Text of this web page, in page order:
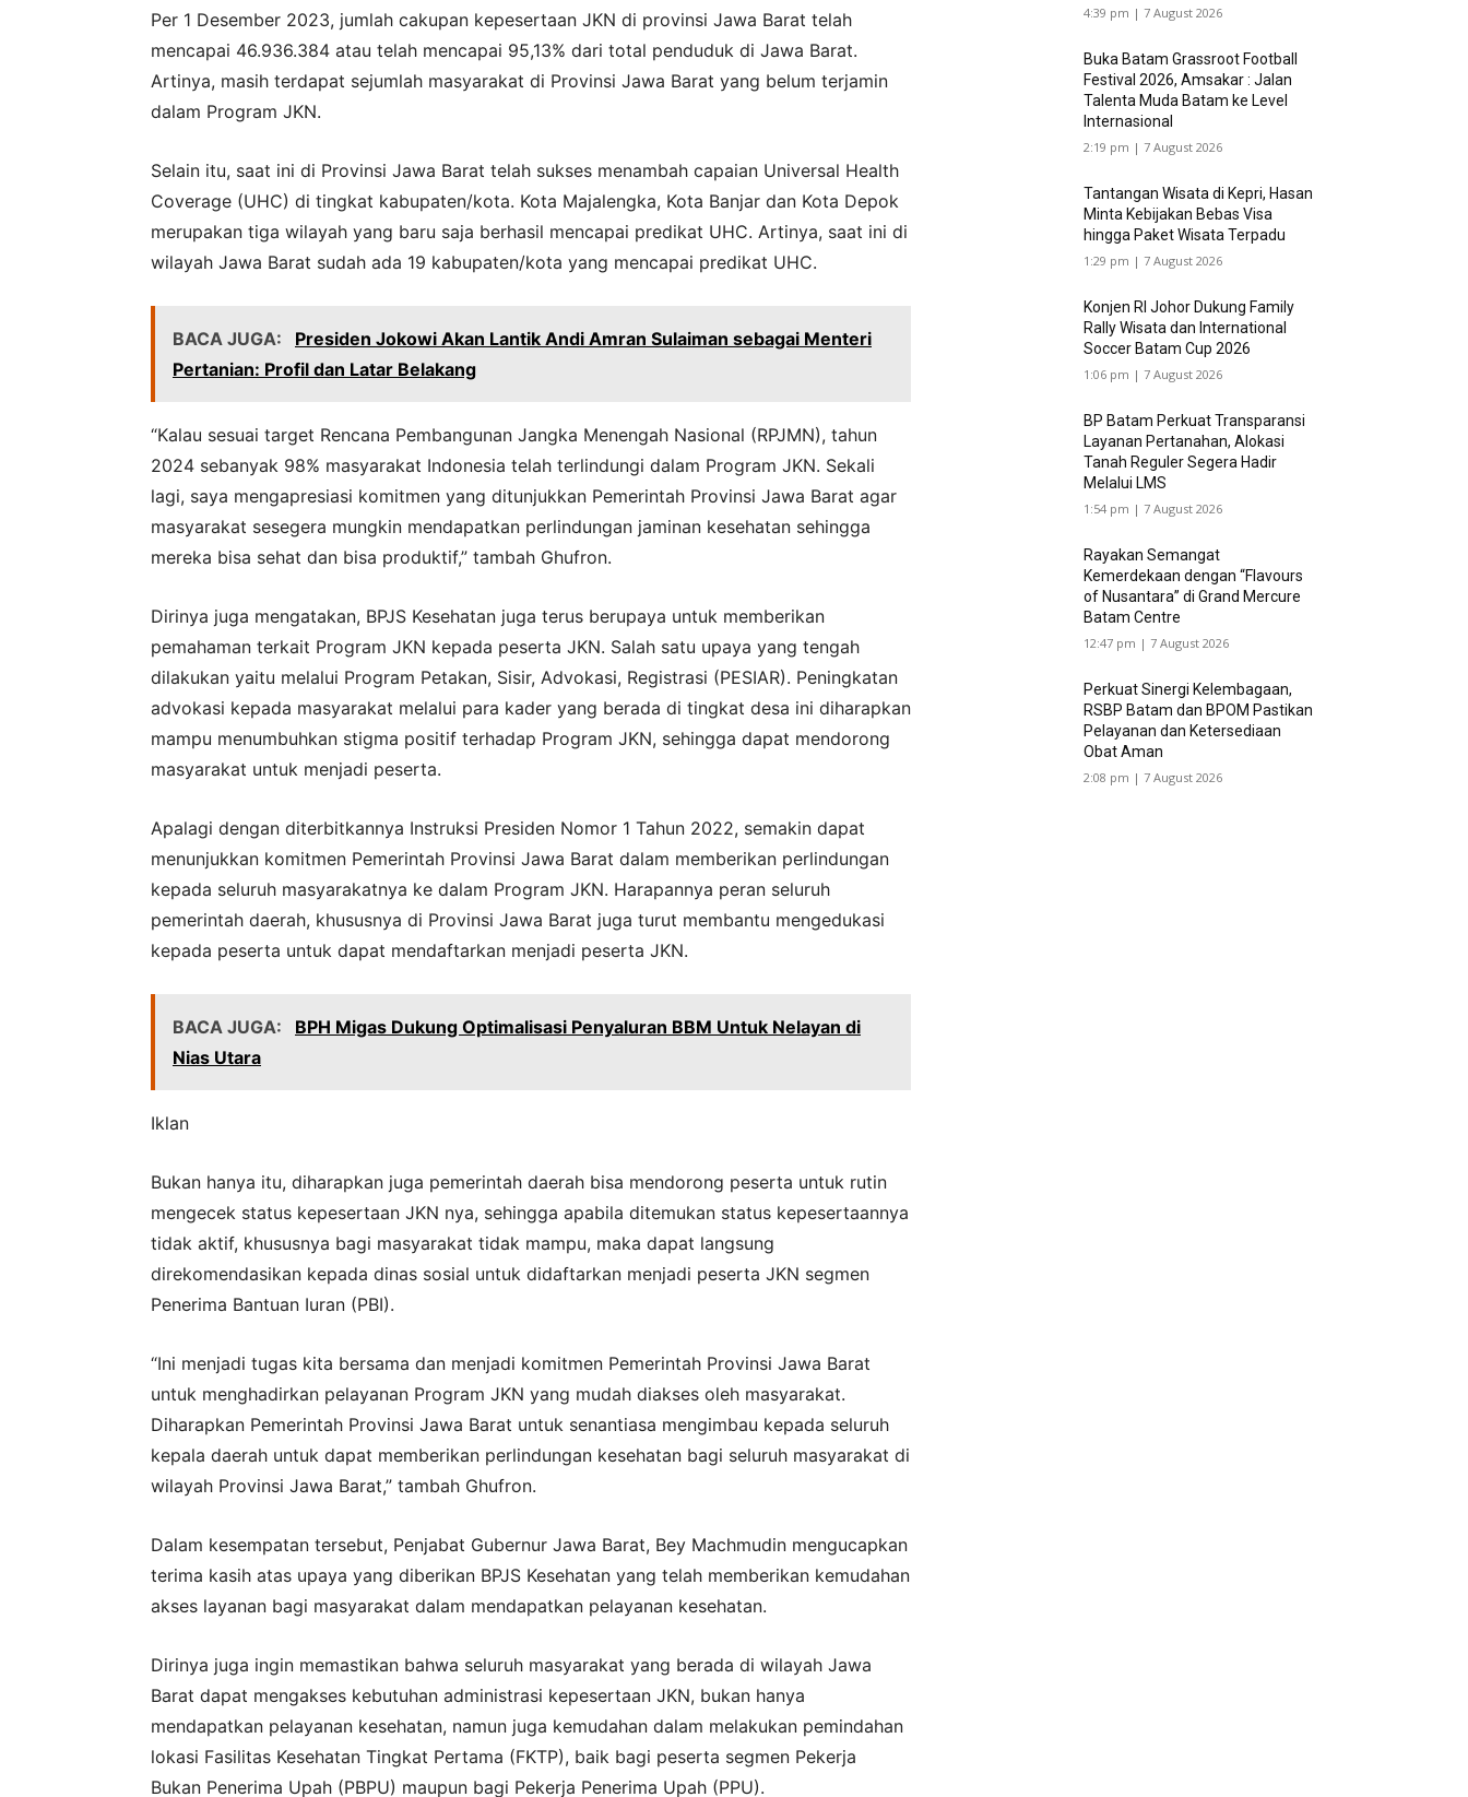
Per 1 Desember 2023, jumlah cakupan kepesertaan JKN di provinsi Jawa Barat telah
mencapai 46.936.384 atau telah mencapai 95,13% dari total penduduk di Jawa Barat.
Artinya, masih terdapat sejumlah masyarakat di Provinsi Jawa Barat yang belum terjamin
dalam Program JKN.
Selain itu, saat ini di Provinsi Jawa Barat telah sukses menambah capaian Universal Health
Coverage (UHC) di tingkat kabupaten/kota. Kota Majalengka, Kota Banjar dan Kota Depok
merupakan tiga wilayah yang baru saja berhasil mencapai predikat UHC. Artinya, saat ini di
wilayah Jawa Barat sudah ada 19 kabupaten/kota yang mencapai predikat UHC.
BACA JUGA:
Presiden Jokowi Akan Lantik Andi Amran Sulaiman sebagai Menteri
Pertanian: Profil dan Latar Belakang
“Kalau sesuai target Rencana Pembangunan Jangka Menengah Nasional (RPJMN), tahun
2024 sebanyak 98% masyarakat Indonesia telah terlindungi dalam Program JKN. Sekali
lagi, saya mengapresiasi komitmen yang ditunjukkan Pemerintah Provinsi Jawa Barat agar
masyarakat sesegera mungkin mendapatkan perlindungan jaminan kesehatan sehingga
mereka bisa sehat dan bisa produktif,” tambah Ghufron.
Dirinya juga mengatakan, BPJS Kesehatan juga terus berupaya untuk memberikan
pemahaman terkait Program JKN kepada peserta JKN. Salah satu upaya yang tengah
dilakukan yaitu melalui Program Petakan, Sisir, Advokasi, Registrasi (PESIAR). Peningkatan
advokasi kepada masyarakat melalui para kader yang berada di tingkat desa ini diharapkan
mampu menumbuhkan stigma positif terhadap Program JKN, sehingga dapat mendorong
masyarakat untuk menjadi peserta.
Apalagi dengan diterbitkannya Instruksi Presiden Nomor 1 Tahun 2022, semakin dapat
menunjukkan komitmen Pemerintah Provinsi Jawa Barat dalam memberikan perlindungan
kepada seluruh masyarakatnya ke dalam Program JKN. Harapannya peran seluruh
pemerintah daerah, khususnya di Provinsi Jawa Barat juga turut membantu mengedukasi
kepada peserta untuk dapat mendaftarkan menjadi peserta JKN.
BACA JUGA:
BPH Migas Dukung Optimalisasi Penyaluran BBM Untuk Nelayan di
Nias Utara
Iklan
Bukan hanya itu, diharapkan juga pemerintah daerah bisa mendorong peserta untuk rutin
mengecek status kepesertaan JKN nya, sehingga apabila ditemukan status kepesertaannya
tidak aktif, khususnya bagi masyarakat tidak mampu, maka dapat langsung
direkomendasikan kepada dinas sosial untuk didaftarkan menjadi peserta JKN segmen
Penerima Bantuan Iuran (PBI).
“Ini menjadi tugas kita bersama dan menjadi komitmen Pemerintah Provinsi Jawa Barat
untuk menghadirkan pelayanan Program JKN yang mudah diakses oleh masyarakat.
Diharapkan Pemerintah Provinsi Jawa Barat untuk senantiasa mengimbau kepada seluruh
kepala daerah untuk dapat memberikan perlindungan kesehatan bagi seluruh masyarakat di
wilayah Provinsi Jawa Barat,” tambah Ghufron.
Dalam kesempatan tersebut, Penjabat Gubernur Jawa Barat, Bey Machmudin mengucapkan
terima kasih atas upaya yang diberikan BPJS Kesehatan yang telah memberikan kemudahan
akses layanan bagi masyarakat dalam mendapatkan pelayanan kesehatan.
Dirinya juga ingin memastikan bahwa seluruh masyarakat yang berada di wilayah Jawa
Barat dapat mengakses kebutuhan administrasi kepesertaan JKN, bukan hanya
mendapatkan pelayanan kesehatan, namun juga kemudahan dalam melakukan pemindahan
lokasi Fasilitas Kesehatan Tingkat Pertama (FKTP), baik bagi peserta segmen Pekerja
Bukan Penerima Upah (PBPU) maupun bagi Pekerja Penerima Upah (PPU).
4:39 pm | 7 August 2026
Buka Batam Grassroot Football
Festival 2026, Amsakar : Jalan
Talenta Muda Batam ke Level
Internasional
2:19 pm | 7 August 2026
Tantangan Wisata di Kepri, Hasan
Minta Kebijakan Bebas Visa
hingga Paket Wisata Terpadu
1:29 pm | 7 August 2026
Konjen RI Johor Dukung Family
Rally Wisata dan International
Soccer Batam Cup 2026
1:06 pm | 7 August 2026
BP Batam Perkuat Transparansi
Layanan Pertanahan, Alokasi
Tanah Reguler Segera Hadir
Melalui LMS
1:54 pm | 7 August 2026
Rayakan Semangat
Kemerdekaan dengan “Flavours
of Nusantara” di Grand Mercure
Batam Centre
12:47 pm | 7 August 2026
Perkuat Sinergi Kelembagaan,
RSBP Batam dan BPOM Pastikan
Pelayanan dan Ketersediaan
Obat Aman
2:08 pm | 7 August 2026